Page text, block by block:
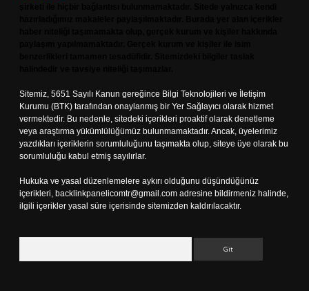
Sitemiz, 5651 Sayılı Kanun gereğince Bilgi Teknolojileri ve İletişim
Kurumu (BTK) tarafından onaylanmış bir Yer Sağlayıcı olarak hizmet
vermektedir. Bu nedenle, sitedeki içerikleri proaktif olarak denetleme
veya araştırma yükümlülüğümüz bulunmamaktadır. Ancak, üyelerimiz
yazdıkları içeriklerin sorumluluğunu taşımakta olup, siteye üye olarak bu
sorumluluğu kabul etmiş sayılırlar.
Hukuka ve yasal düzenlemelere aykırı olduğunu düşündüğünüz
içerikleri, backlinkpanelicomtr@gmail.com adresine bildirmeniz halinde,
ilgili içerikler yasal süre içerisinde sitemizden kaldırılacaktır.